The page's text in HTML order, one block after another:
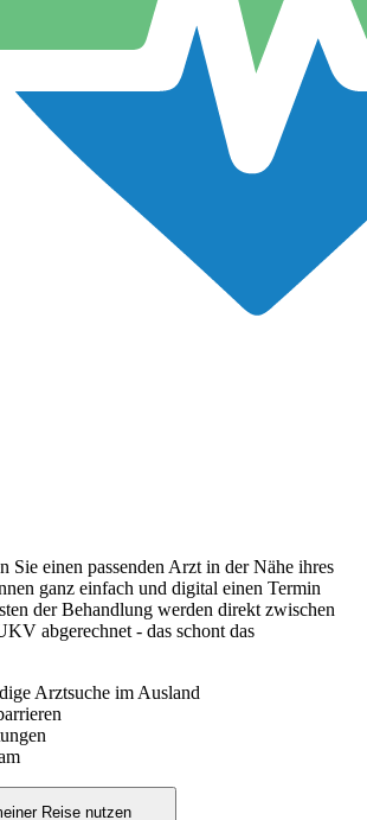
einen passenden Arzt in der Nähe ihres
ganz einfach und digital einen Termin
der Behandlung werden direkt zwischen
abgerechnet - das schont das
Arztsuche im Ausland
Reise nutzen